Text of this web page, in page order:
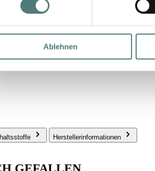
Ablehnen
Herstellerinformationen
GEFALLEN